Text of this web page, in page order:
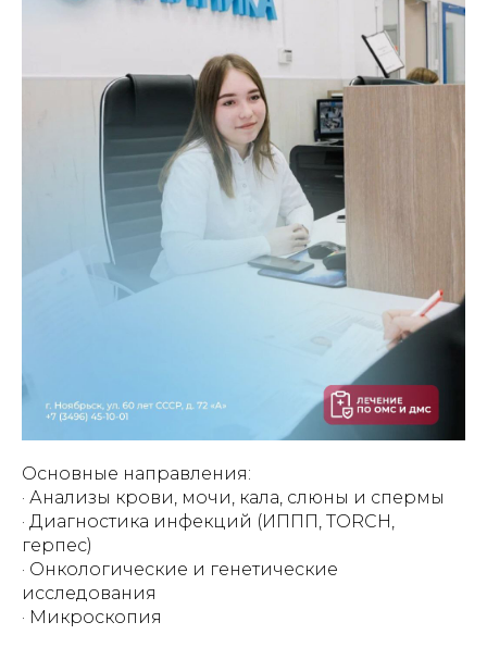
Основные направления:
· Анализы крови, мочи, кала, слюны и спермы
· Диагностика инфекций (ИППП, TORCH,
герпес)
· Онкологические и генетические
исследования
· Микроскопия